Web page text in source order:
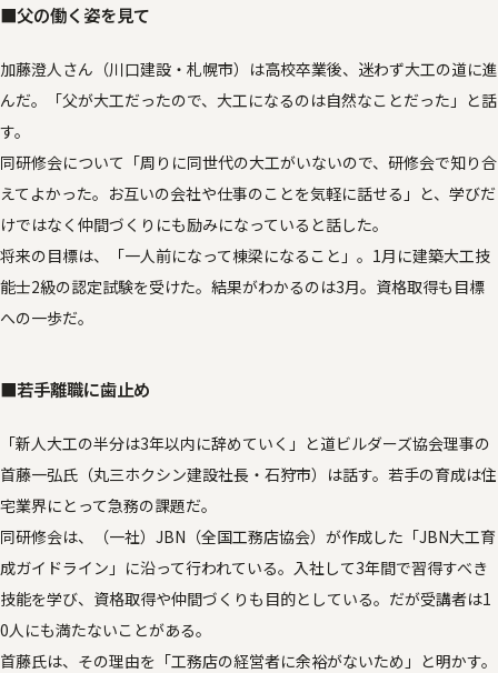
■父の働く姿を見て
加藤澄人さん（川口建設・札幌市）は高校卒業後、迷わず大工の道に進
んだ。「父が大工だったので、大工になるのは自然なことだった」と話
す。
同研修会について「周りに同世代の大工がいないので、研修会で知り合
えてよかった。お互いの会社や仕事のことを気軽に話せる」と、学びだ
けではなく仲間づくりにも励みになっていると話した。
将来の目標は、「一人前になって棟梁になること」。1月に建築大工技
能士2級の認定試験を受けた。結果がわかるのは3月。資格取得も目標
への一歩だ。
■若手離職に歯止め
「新人大工の半分は3年以内に辞めていく」と道ビルダーズ協会理事の
首藤一弘氏（丸三ホクシン建設社長・石狩市）は話す。若手の育成は住
宅業界にとって急務の課題だ。
同研修会は、（一社）JBN（全国工務店協会）が作成した「JBN大工育
成ガイドライン」に沿って行われている。入社して3年間で習得すべき
技能を学び、資格取得や仲間づくりも目的としている。だが受講者は1
0人にも満たないことがある。
首藤氏は、その理由を「工務店の経営者に余裕がないため」と明かす。